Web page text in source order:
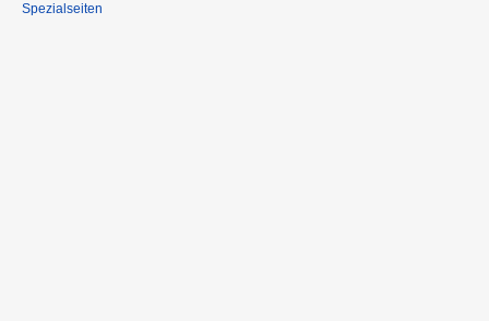
Spezialseiten